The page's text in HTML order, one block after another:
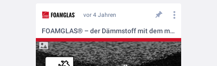
vor 4 Jahren
FOAMGLAS® – der Dämmstoff mit dem mehrfachen Schutz